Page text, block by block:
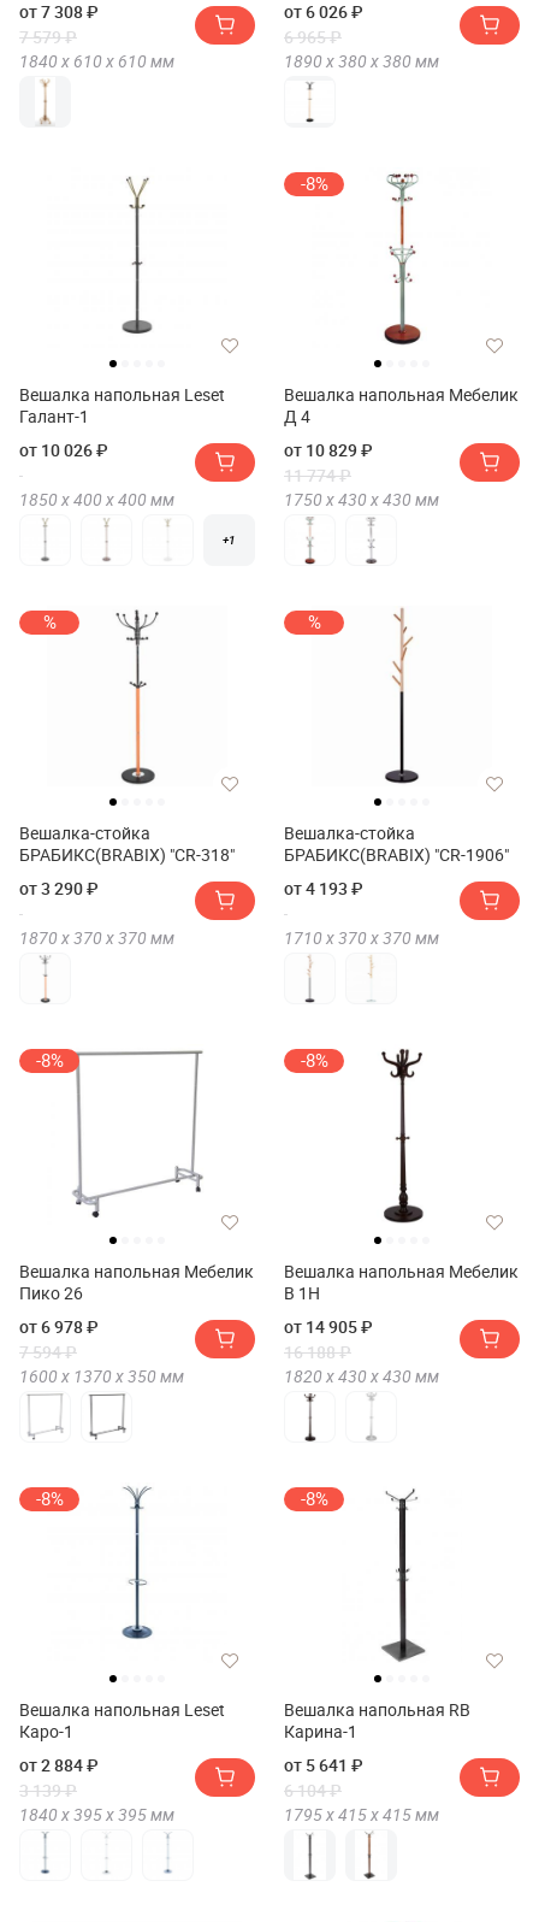
от 7 308 ₽
7 579 ₽
1840 х 610 х 610 мм
от 6 026 ₽
6 965 ₽
1890 х380 х380 мм
Вешалка напольная Leset
Галант-1
от 10 026 ₽
1850 х400 х400 мм
+1
-8%
Вешалка напольная Мебелик
Д 4
от 10 829 ₽
11 774 ₽
1750 х430 х430 мм
%
Вешалка-стойка
БРАБИКС(BRABIX) "CR-318"
от 3 290 ₽
1870 х370 х370 мм
%
Вешалка-стойка
БРАБИКС(BRABIX) "CR-1906"
от 4 193 ₽
1710 х370 х370 мм
-8%
Вешалка напольная Мебелик
Пико 26
от 6 978 ₽
7 594 ₽
1600 х 1370 х350 мм
-8%
Вешалка напольная Мебелик
В 1Н
от 14 905 ₽
16 188 ₽
1820 х430 х430 мм
-8%
Вешалка напольная Leset
Каро-1
от 2 884 ₽
3 139 ₽
1840 х395 х395мм
-8%
Вешалка напольная RB
Карина-1
от 5 641 ₽
6 104 ₽
1795 х415 х415мм